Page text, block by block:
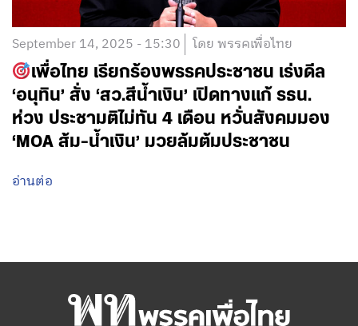
September 14, 2025 - 15:30 โดย พรรคเพื่อไทย
เพื่อไทย เรียกร้องพรรคประชาชน เร่งดีล
‘อนุทิน’ สั่ง ‘สว.สีน้ำเงิน’ เปิดทางแก้ รธน.
ห่วง ประชามติไม่ทัน 4 เดือน หวั่นสังคมมอง
‘MOA ส้ม-น้ำเงิน’ มวยล้มต้มประชาชน
อ่านต่อ